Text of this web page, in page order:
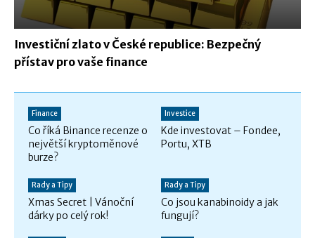
Investiční zlato v České republice: Bezpečný
přístav pro vaše finance
Finance
Co říká Binance recenze o
největší kryptoměnové
burze?
Investice
Kde investovat – Fondee,
Portu, XTB
Rady a Tipy
Xmas Secret | Vánoční
dárky po celý rok!
Rady a Tipy
Co jsou kanabinoidy a jak
fungují?